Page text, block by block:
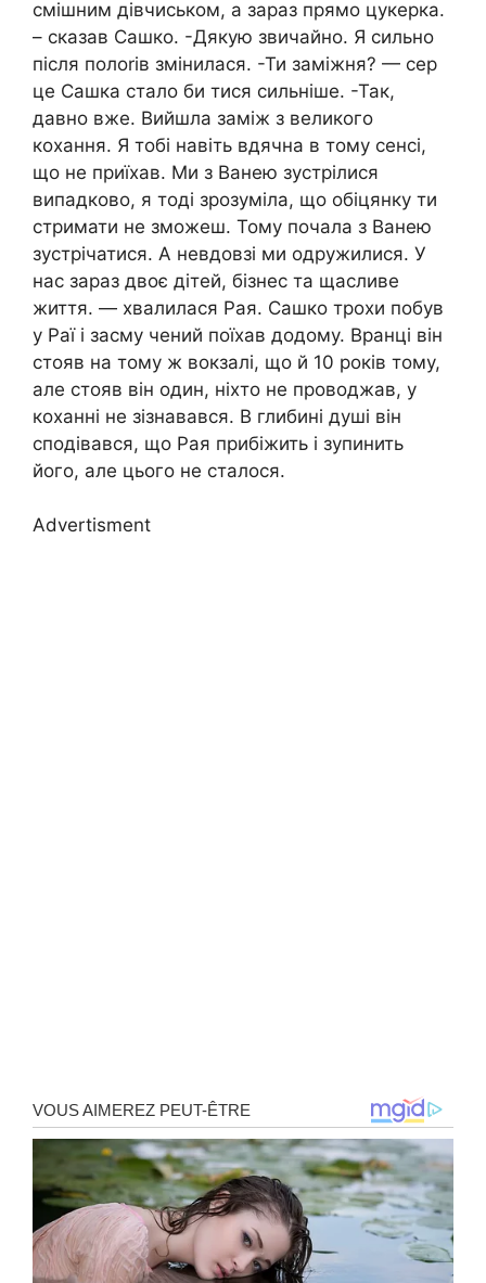
смішним дівчиськом, а зараз прямо цукерка.
– сказав Сашко. -Дякую звичайно. Я сильно
після полоrів змінилася. -Ти заміжня? — сер
це Сашка стало би тися сильніше. -Так,
давно вже. Вийшла заміж з великого
кохання. Я тобі навіть вдячна в тому сенсі,
що не приїхав. Ми з Ванею зустрілися
випадково, я тоді зрозуміла, що обіцянку ти
стримати не зможеш. Тому почала з Ванею
зустрічатися. А невдовзі ми одружилися. У
нас зараз двоє дітей, бізнес та щасливе
життя. — хвалилася Рая. Сашко трохи побув
у Раї і засму чений поїхав додому. Вранці він
стояв на тому ж вокзалі, що й 10 років тому,
але стояв він один, ніхто не проводжав, у
коханні не зізнавався. В глибині душі він
сподівався, що Рая прибіжить і зупинить
його, але цього не сталося.
Advertisment